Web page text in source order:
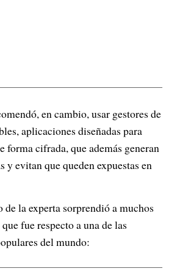
en cambio, usar gestores de
aplicaciones diseñadas para
forma cifrada, que además generan
y evitan que queden expuestas en
de la experta sorprendió a muchos
fue respecto a una de las
del mundo: